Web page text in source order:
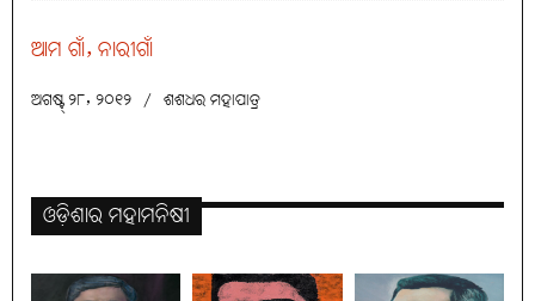
ଆମ ଗାଁ, ନାରୀଗାଁ
ଅଗଷ୍ଟ୍ ୨୮, ୨୦୧୨ / ଶଶଧର ମହାପାତ୍ର
ଓଡ଼ିଶାର ମହାମନିଷୀ